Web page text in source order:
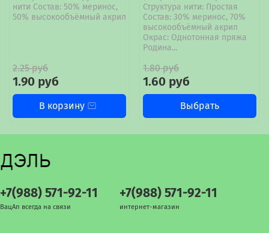
нити Состав: 50% меринос,
50% высокообъёмный акрил
2.25 руб
1.90 руб
В корзину
Структура нити: Простая
Состав: 30% меринос, 70%
высокообъёмный акрил
Окрас: Однотонная пряжа
Родина...
1.80 руб
1.60 руб
Выбрать
+7(988) 571-92-11
ВацАп всегда на связи
+7(988) 571-92-11
интернет-магазин